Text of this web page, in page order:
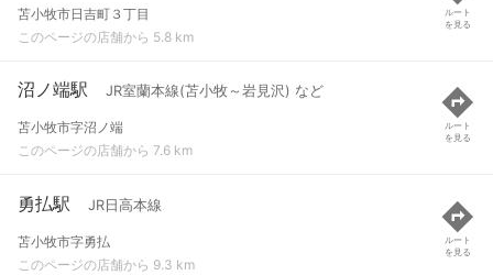
苫小牧市日吉町３丁目
このページの店舗から 5.8 km
ルート
を見る
沼ノ端駅 JR室蘭本線(苫小牧～岩見沢) など
苫小牧市字沼ノ端
このページの店舗から 7.6 km
ルート
を見る
勇払駅 JR日高本線
苫小牧市字勇払
このページの店舗から 9.3 km
ルート
を見る